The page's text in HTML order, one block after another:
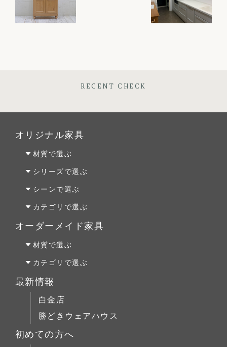
RECENT CHECK
オリジナル家具
材質で選ぶ
オーク材
パイン材
チェリー材
シリーズで選ぶ
Penny Wise(ペニーワイズ)
colonalteak(コロニアルチーク)
Lloyd Loom(ロイドルーム)
シーンで選ぶ
リビング
ダイニング
カテゴリで選ぶ
テーブルALL
テーブルS
チェア
キャビネット
コーヒーテーブル
ローボード
オーダーメイド家具
オーダーファニチャー
オーダーキッチン＆洗面
リフォーム
材質で選ぶ
オーク材
パイン材
チェリー材
カテゴリで選ぶ
テーブルALL
テーブルS
テーブルM
テーブルL
最新情報
白金店
勝どきウェアハウス
初めての方へ